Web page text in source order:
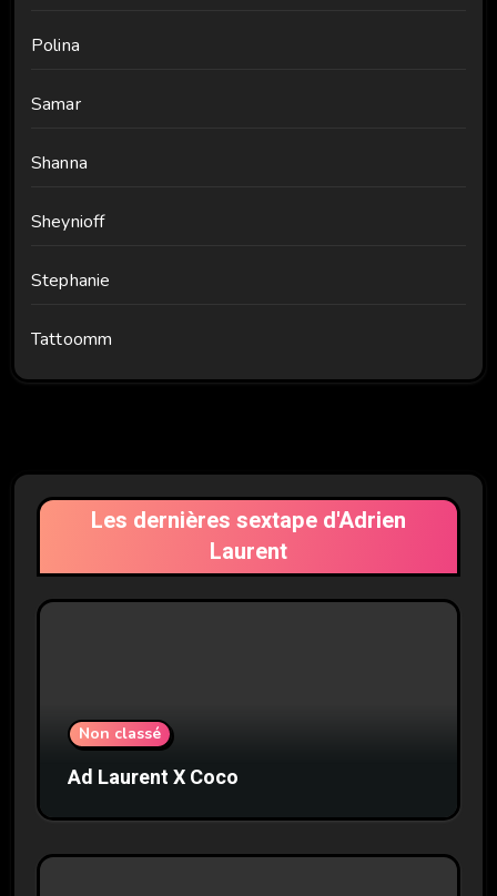
Polina
Samar
Shanna
Sheynioff
Stephanie
Tattoomm
Les dernières sextape d'Adrien
Laurent
Non classé
Ad Laurent X Coco